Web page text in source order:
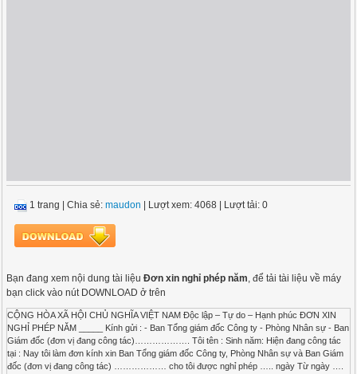
1 trang |Chia sẻ:maudon | Lượt xem: 4068 | Lượt tải: 0
Bạn đang xem nội dung tài liệuĐơn xin nghỉ phép năm, để tải tài liệu về máy
bạn click vào nút DOWNLOAD ở trên
CỘNG HÒA XÃ HỘI CHỦ NGHĨA VIỆT NAM Độc lập – Tự do – Hạnh phúc ĐƠN XIN
NGHỈ PHÉP NĂM _____ Kính gửi : - Ban Tổng giám đốc Công ty - Phòng Nhân sự - Ban
Giám đốc (đơn vị đang công tác)………………. Tôi tên : Sinh năm: Hiện đang công tác
tại : Nay tôi làm đơn kính xin Ban Tổng giám đốc Công ty, Phòng Nhân sự và Ban Giám
đốc (đơn vị đang công tác) ……………… cho tôi được nghỉ phép ….. ngày Từ ngày ….